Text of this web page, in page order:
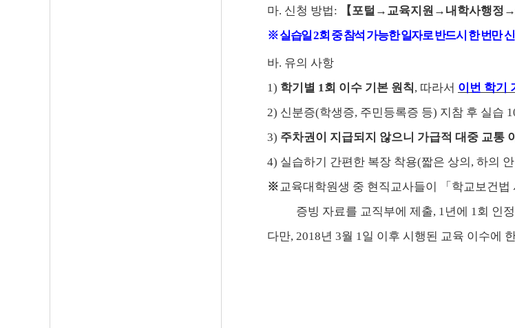
마. 신청 방법: 【포털 → 교육지원 → 내학사행정 →
※실습일2회 중 참석 가능한 일자로 반드시 한 번만
바. 유의 사항
1) 학기별 1회 이수 기본 원칙, 따라서 이번 학기
2) 신분증(학생증, 주민등록증 등) 지참 후 실습
3) 주차권이 지급되지 않으니 가급적 대중 교통
4) 실습하기 간편한 복장 착용(짧은 상의 , 하의
※교육대학원생 중 현직교사들이 「 학교보건법
증빙 자료를 교직부에 제출, 1년에 1회 인
다만, 2018년 3월 1일 이후 시행된 교육 이수에